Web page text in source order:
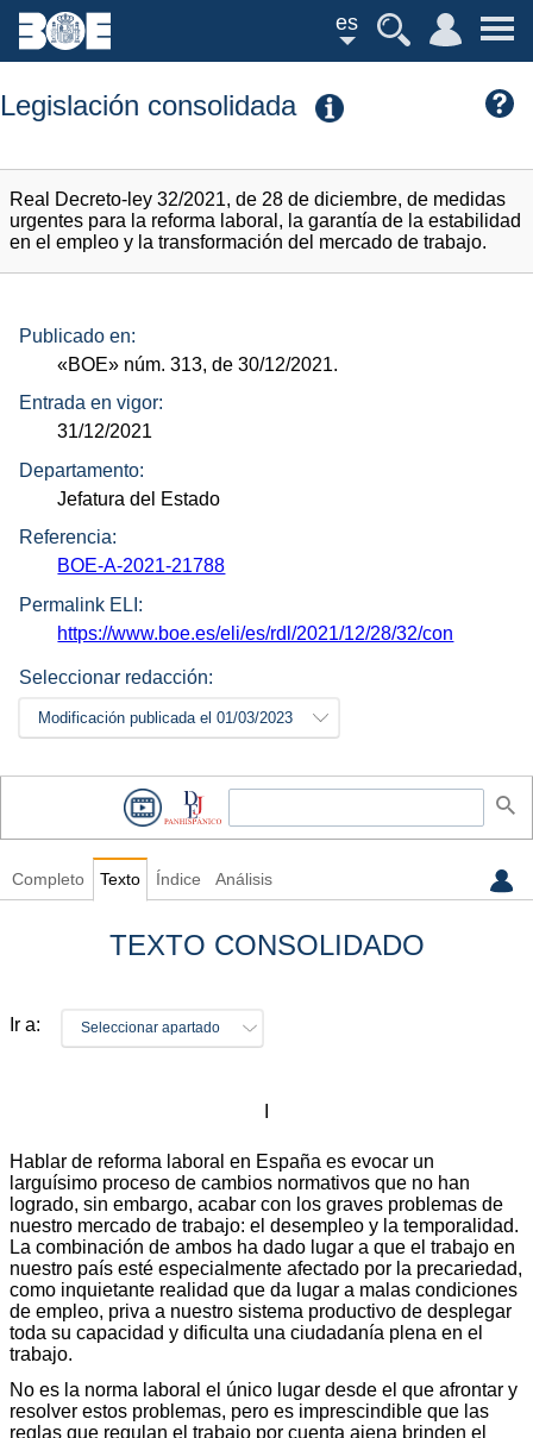
es
Legislación consolidada
Real Decreto-ley 32/2021, de 28 de diciembre, de medidas
urgentes para la reforma laboral, la garantía de la estabilidad
en el empleo y la transformación del mercado de trabajo.
Publicado en:
«BOE» núm. 313, de 30/12/2021.
Entrada en vigor:
31/12/2021
Departamento:
Jefatura del Estado
Referencia:
BOE-A-2021-21788
Permalink ELI:
https://www.boe.es/eli/es/rdl/2021/12/28/32/con
Seleccionar redacción:
Modificación publicada el 01/03/2023
Completo Texto Índice Análisis
TEXTO CONSOLIDADO
Ir a: Seleccionar apartado
Hablar de reforma laboral en España es evocar un
larguísimo proceso de cambios normativos que no han
logrado, sin embargo, acabar con los graves problemas de
nuestro mercado de trabajo: el desempleo y la temporalidad.
La combinación de ambos ha dado lugar a que el trabajo en
nuestro país esté especialmente afectado por la precariedad,
como inquietante realidad que da lugar a malas condiciones
de empleo, priva a nuestro sistema productivo de desplegar
toda su capacidad y dificulta una ciudadanía plena en el
trabajo.
No es la norma laboral el único lugar desde el que afrontar y
resolver estos problemas, pero es imprescindible que las
reglas que regulan el trabajo por cuenta ajena brinden el